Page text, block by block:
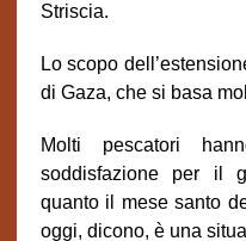
Striscia.
Lo scopo
di Gaza, che si basa
Molti pescatori
soddisfazione per il
quanto il mese santo
oggi, dicono, è una